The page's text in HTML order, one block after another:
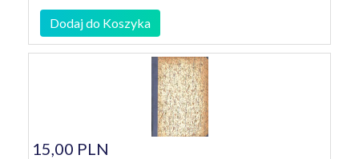
Dodaj do Koszyka
15,00 PLN